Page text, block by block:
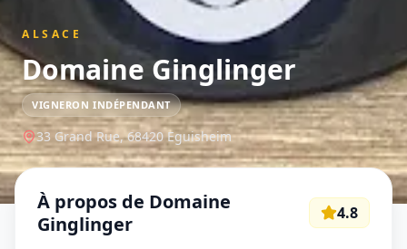
ALSACE
Domaine Ginglinger
VIGNERON INDÉPENDANT
33 Grand Rue,68420 Eguisheim
À propos de Domaine
Ginglinger
4.8